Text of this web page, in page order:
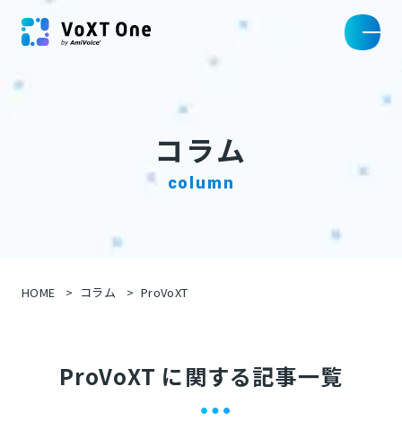
コラム
column
HOME コラム ProVoXT
ProVoXT に関する記事一覧